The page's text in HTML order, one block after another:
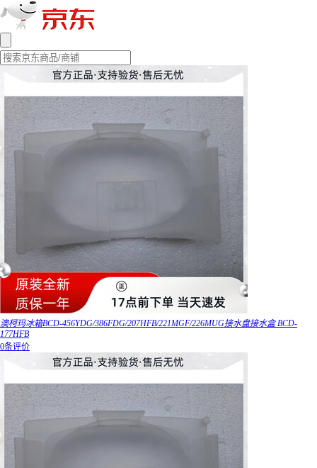
澳柯玛冰箱BCD-456YDG/386FDG/207HFB/221MGF/226MUG接水盘接水盒 BCD-
177HFB
0条评价